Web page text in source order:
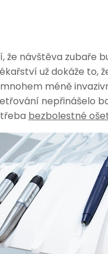
návštěva zubaře
už dokáže to,
méně
nepřinášelo
bezbolestné